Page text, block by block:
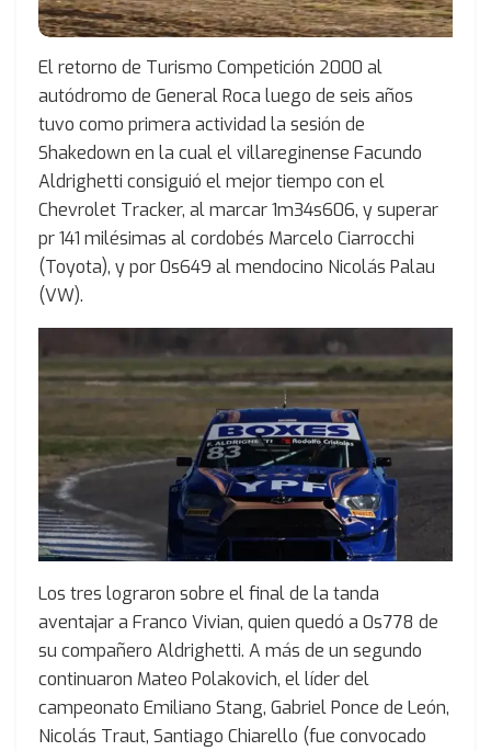
El retorno de Turismo Competición 2000 al
autódromo de General Roca luego de seis años
tuvo como primera actividad la sesión de
Shakedown en la cual el villareginense Facundo
Aldrighetti consiguió el mejor tiempo con el
Chevrolet Tracker, al marcar 1m34s606, y superar
pr 141 milésimas al cordobés Marcelo Ciarrocchi
(Toyota), y por 0s649 al mendocino Nicolás Palau
(VW).
Los tres lograron sobre el final de la tanda
aventajar a Franco Vivian, quien quedó a 0s778 de
su compañero Aldrighetti. A más de un segundo
continuaron Mateo Polakovich, el líder del
campeonato Emiliano Stang, Gabriel Ponce de León,
Nicolás Traut, Santiago Chiarello (fue convocado